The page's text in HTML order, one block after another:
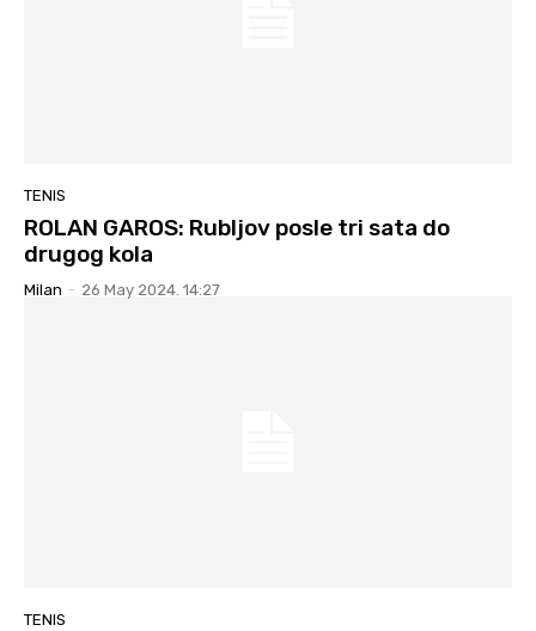
TENIS
ROLAN GAROS: Rubljov posle tri sata do
drugog kola
Milan - 26 May 2024. 14:27
TENIS